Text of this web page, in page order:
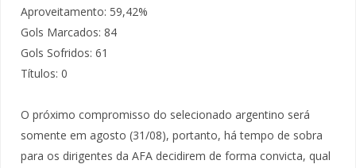
Aproveitamento: 59,42%
Gols Marcados: 84
Gols Sofridos: 61
Títulos: 0
O próximo compromisso do selecionado argentino será
somente em agosto (31/08), portanto, há tempo de sobra
para os dirigentes da AFA decidirem de forma convicta, qual